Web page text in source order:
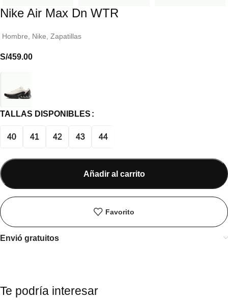
Nike Air Max Dn WTR
Hombre Nike Zapatillas
S/459.00
TALLAS DISPONIBLES
40 41 42 43 44
Añadir al carrito
Favorito
Envió gratuitos
Te podría interesar